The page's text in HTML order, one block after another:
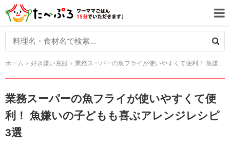
ホーム 好き嫌い克服 業務スーパーの魚フライが使いやすくて便利！ 魚嫌いの子どもも喜ぶアレンジレシピ3選
業務スーパーの魚フライが使いやすくて便
利！ 魚嫌いの子どもも喜ぶアレンジレシピ
3選